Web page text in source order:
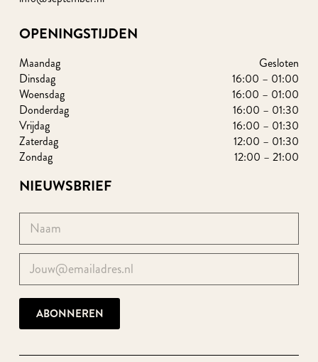
OPENINGSTIJDEN
Maandag
Gesloten
Dinsdag
16:00 – 01:00
Woensdag
16:00 – 01:00
Donderdag
16:00 – 01:30
Vrijdag
16:00 – 01:30
Zaterdag
12:00 – 01:30
Zondag
12:00 – 21:00
NIEUWSBRIEF